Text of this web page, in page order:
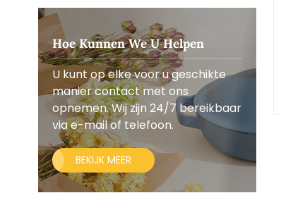
Hoe Kunnen We U Helpen
U kunt op elke voor u geschikte
manier contact met ons
opnemen. Wij zijn 24/7 bereikbaar
via e-mail of telefoon.
BEKIJK MEER